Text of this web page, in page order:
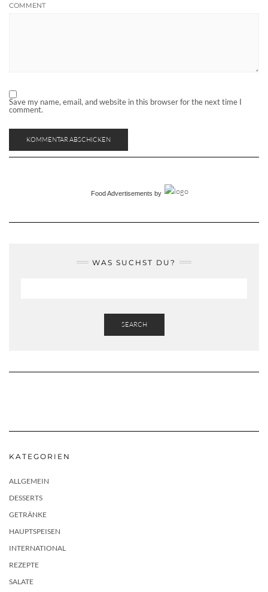
COMMENT
Save my name, email, and website in this browser for the next time I
comment.
Food Advertisements by
WAS SUCHST DU?
SEARCH
KATEGORIEN
ALLGEMEIN
DESSERTS
GETRÄNKE
HAUPTSPEISEN
INTERNATIONAL
REZEPTE
SALATE